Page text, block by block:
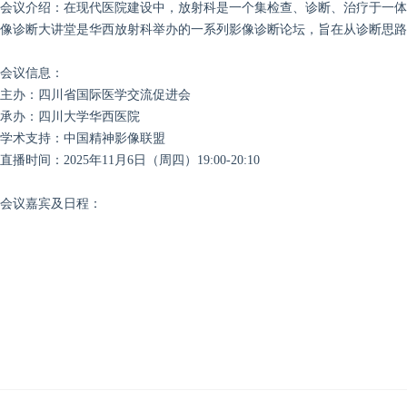
会议介绍：在现代医院建设中，放射科是一个集检查、诊断、治疗于一
像诊断大讲堂是华西放射科举办的一系列影像诊断论坛，旨在从诊断思
会议信息：
主办：四川省国际医学交流促进会
承办：四川大学华西医院
学术支持：中国精神影像联盟
直播时间：2025年11月6日（周四）19:00-20:10
会议嘉宾及日程：